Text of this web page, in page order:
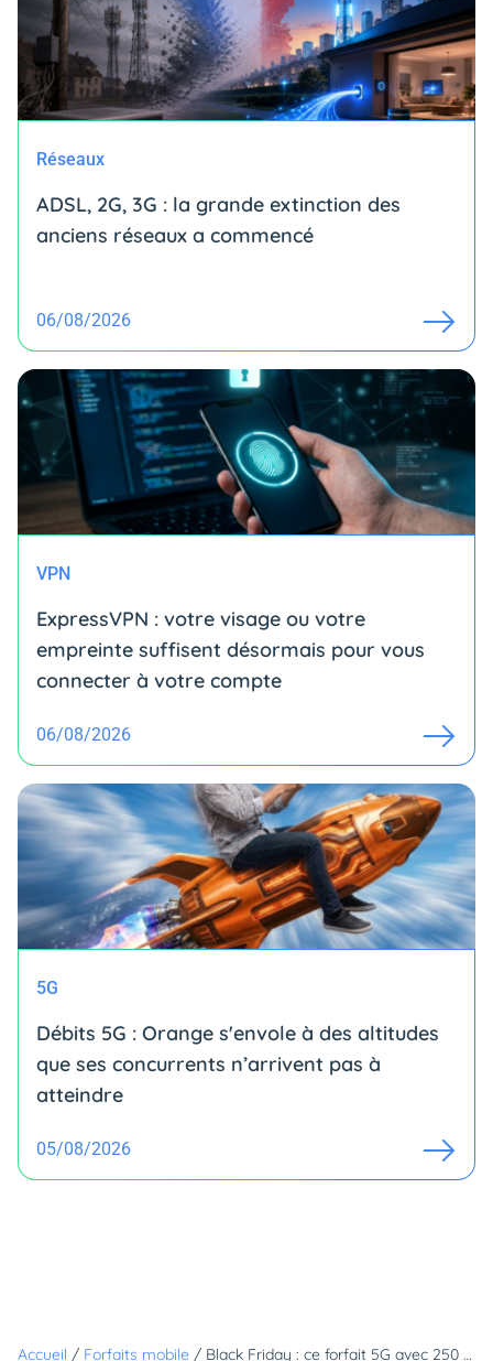
Réseaux
ADSL, 2G, 3G : la grande extinction des
anciens réseaux a commencé
06/08/2026
VPN
ExpressVPN : votre visage ou votre
empreinte suffisent désormais pour vous
connecter à votre compte
06/08/2026
5G
Débits 5G : Orange s'envole à des altitudes
que ses concurrents n’arrivent pas à
atteindre
05/08/2026
Accueil / Forfaits mobile / Black Friday : ce forfait 5G avec 250 Go passe à 6,99€ grâce à ce code promo